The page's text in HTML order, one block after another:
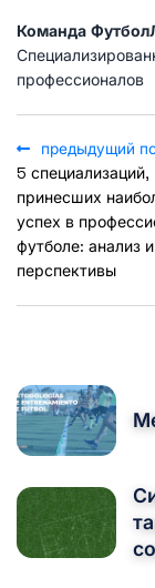
Команда
профессионалов
предыдущий
5 специализаций,
принесших
успех в
футболе: анализ и
перспективы